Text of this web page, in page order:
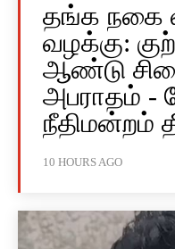
தங்க நகை
வழக்கு:
ஆண்டு
அபராதம்
நீதிமன்றம்
10 HOURS AGO